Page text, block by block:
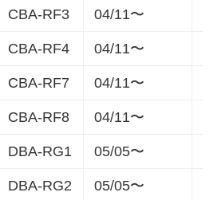
CBA-RF3 04/11〜
CBA-RF4 04/11〜
CBA-RF7 04/11〜
CBA-RF8 04/11〜
DBA-RG1 05/05〜
DBA-RG2 05/05〜